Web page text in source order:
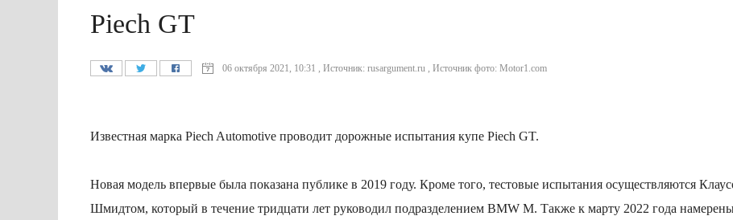
Piech GT
06 октября 2021, 10:31 , Источник: rusargument.ru , Источник фото: Motor1.com
Известная марка Piech Automotive проводит дорожные испытания купе Piech GT.
Новая модель впервые была показана публике в 2019 году. Кроме того, тестовые испытания осуществляются
Шмидтом, который в течение тридцати лет руководил подразделением BMW M. Также к марту 2022 года